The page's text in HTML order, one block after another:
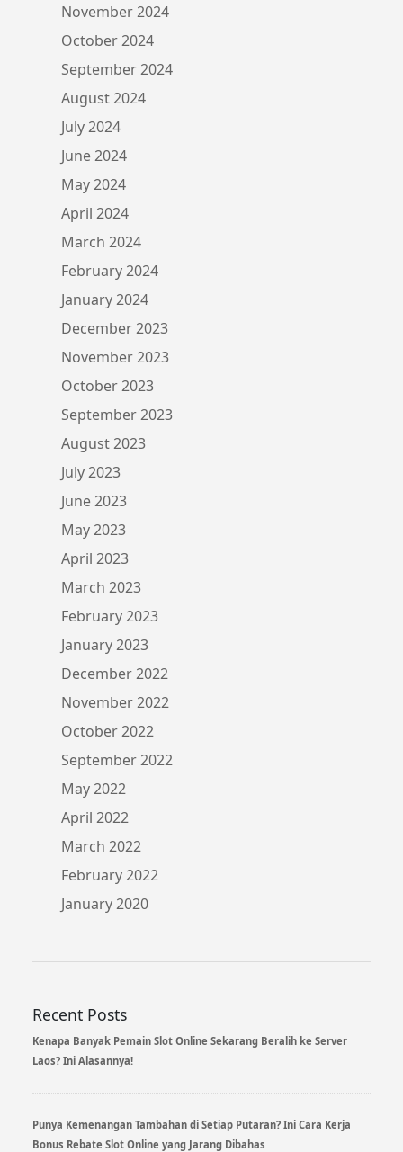
November 2024
October 2024
September 2024
August 2024
July 2024
June 2024
May 2024
April 2024
March 2024
February 2024
January 2024
December 2023
November 2023
October 2023
September 2023
August 2023
July 2023
June 2023
May 2023
April 2023
March 2023
February 2023
January 2023
December 2022
November 2022
October 2022
September 2022
May 2022
April 2022
March 2022
February 2022
January 2020
Recent Posts
Kenapa Banyak Pemain Slot Online Sekarang Beralih ke Server
Laos? Ini Alasannya!
Punya Kemenangan Tambahan di Setiap Putaran? Ini Cara Kerja
Bonus Rebate Slot Online yang Jarang Dibahas